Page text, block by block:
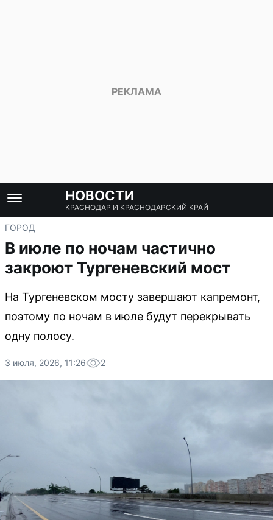
НОВОСТИ
КРАСНОДАР И КРАСНОДАРСКИЙ КРАЙ
ГОРОД
В июле по ночам частично
закроют Тургеневский мост
На Тургеневском мосту завершают капремонт,
поэтому по ночам в июле будут перекрывать
одну полосу.
3 июля, 2026, 11:26 2